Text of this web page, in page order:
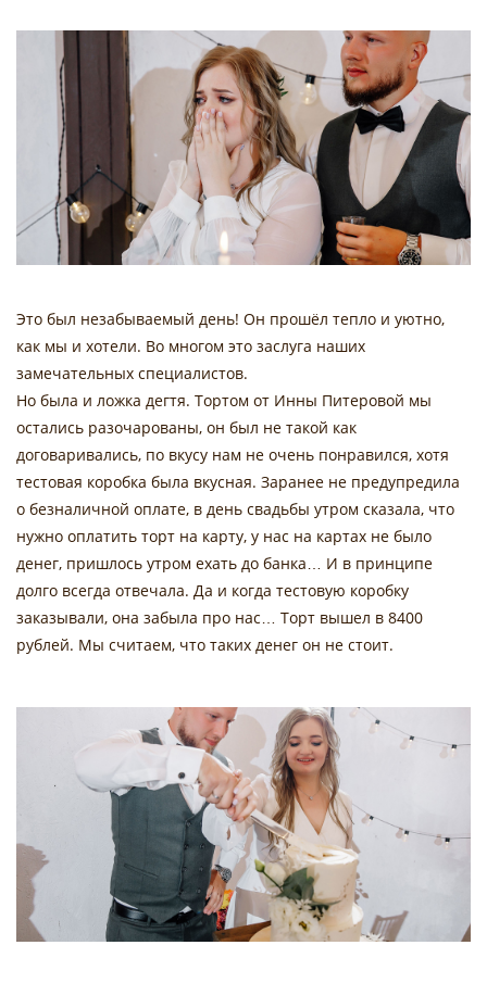
Это был незабываемый день! Он прошёл тепло и уютно,
как мы и хотели. Во многом это заслуга наших
замечательных специалистов.
Но была и ложка дегтя. Тортом от Инны Питеровой мы
остались разочарованы, он был не такой как
договаривались, по вкусу нам не очень понравился, хотя
тестовая коробка была вкусная. Заранее не предупредила
о безналичной оплате, в день свадьбы утром сказала, что
нужно оплатить торт на карту, у нас на картах не было
денег, пришлось утром ехать до банка… И в принципе
долго всегда отвечала. Да и когда тестовую коробку
заказывали, она забыла про нас… Торт вышел в 8400
рублей. Мы считаем, что таких денег он не стоит.